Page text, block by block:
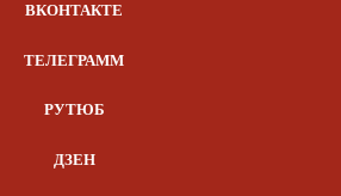
ВКОНТАКТЕ
ТЕЛЕГРАММ
РУТЮБ
ДЗЕН